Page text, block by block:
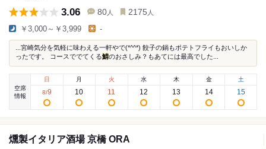
3.06 80 人 2175 人
￥3,000～￥3,999 -
...宮崎気分を気軽に味わえる一軒やで(*^^*) 餃子の鍋もポテトフライもおいしか
ったです。 コースででてくる鯖のおさしみ？もあてには最高でした...
空席
情報
日
8/9
月
10
火
11
水
12
木
13
金
14
土
15
燻製イタリア酒場 京橋 ORA